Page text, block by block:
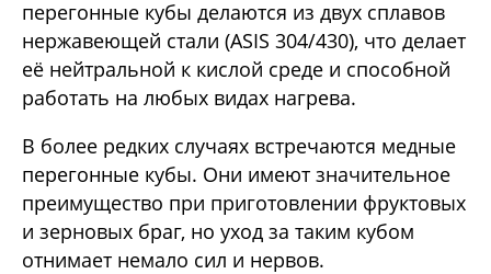
перегонные кубы делаются из двух сплавов
нержавеющей стали (ASIS 304/430), что делает
её нейтральной к кислой среде и способной
работать на любых видах нагрева.
В более редких случаях встречаются медные
перегонные кубы. Они имеют значительное
преимущество при приготовлении фруктовых
и зерновых браг, но уход за таким кубом
отнимает немало сил и нервов.